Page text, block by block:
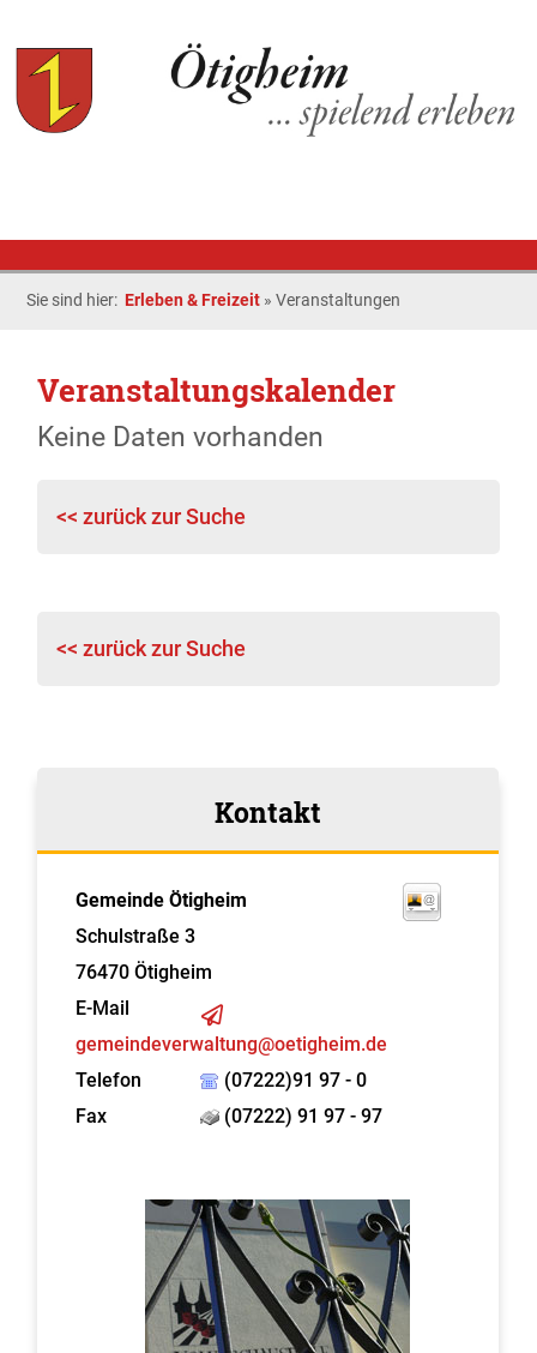
Sie sind hier: Erleben & Freizeit »Veranstaltungen
Veranstaltungskalender
Keine Daten vorhanden
<< zurück zur Suche
<< zurück zur Suche
Kontakt
Gemeinde Ötigheim
Schulstraße 3
76470 Ötigheim
E-Mail
gemeindeverwaltung@oetigheim.de
Telefon
(07222)91 97 - 0
Fax
(07222) 91 97 - 97